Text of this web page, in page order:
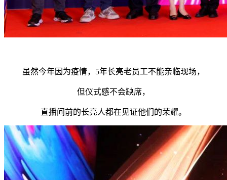
虽然今年因为疫情，5年长亮老员工不能亲临现场，
但仪式感不会缺席，
直播间前的长亮人都在见证他们的荣耀。